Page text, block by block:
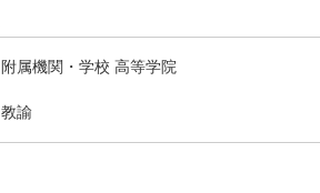
附属機関・学校 高等学院
教諭